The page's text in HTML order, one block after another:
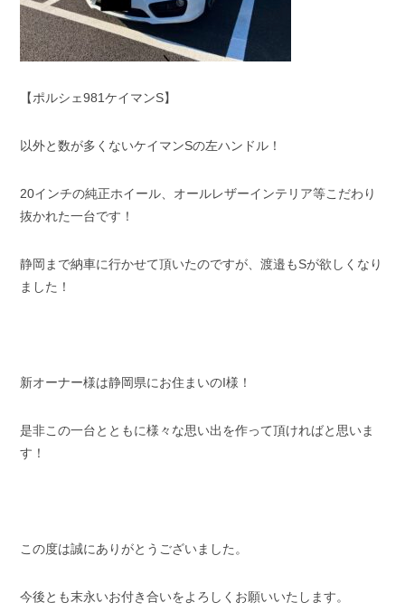
【ポルシェ981ケイマンS】
以外と数が多くないケイマンSの左ハンドル！
20インチの純正ホイール、オールレザーインテリア等こだわり
抜かれた一台です！
静岡まで納車に行かせて頂いたのですが、渡邉もSが欲しくなり
ました！
新オーナー様は静岡県にお住まいのI様！
是非この一台とともに様々な思い出を作って頂ければと思いま
す！
この度は誠にありがとうございました。
今後とも末永いお付き合いをよろしくお願いいたします。